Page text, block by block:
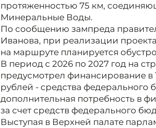
протяженностью 75 км,
Минеральные Воды.
По сообщению зампреда
Иванова, при реализации
на маршруте планируется
В период с 2026 по 2027 год на
предусмотрел финансирование в
рублей - средства федерального
дополнительная потребность в
за счет средств федерального
Выступая в Верхней палате